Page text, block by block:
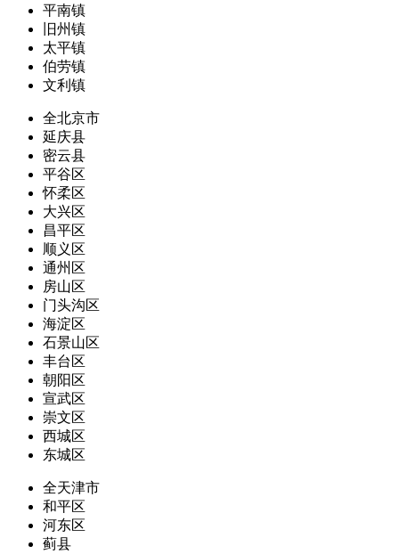
平南镇
旧州镇
太平镇
伯劳镇
文利镇
全北京市
延庆县
密云县
平谷区
怀柔区
大兴区
昌平区
顺义区
通州区
房山区
门头沟区
海淀区
石景山区
丰台区
朝阳区
宣武区
崇文区
西城区
东城区
全天津市
和平区
河东区
蓟县